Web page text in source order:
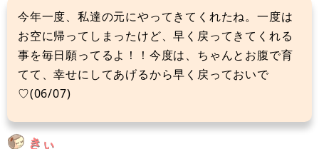
今年一度、私達の元にやってきてくれたね。一度は
お空に帰ってしまったけど、早く戻ってきてくれる
事を毎日願ってるよ！！今度は、ちゃんとお腹で育
てて、幸せにしてあげるから早く戻っておいで
♡(06/07)
きぃ